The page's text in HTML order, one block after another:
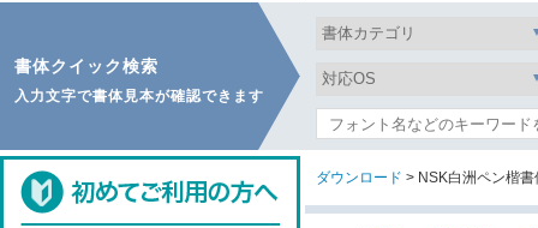
書体クイック検索
入力文字で書体見本が確認できます
ダウンロード > NSK白洲ペン楷